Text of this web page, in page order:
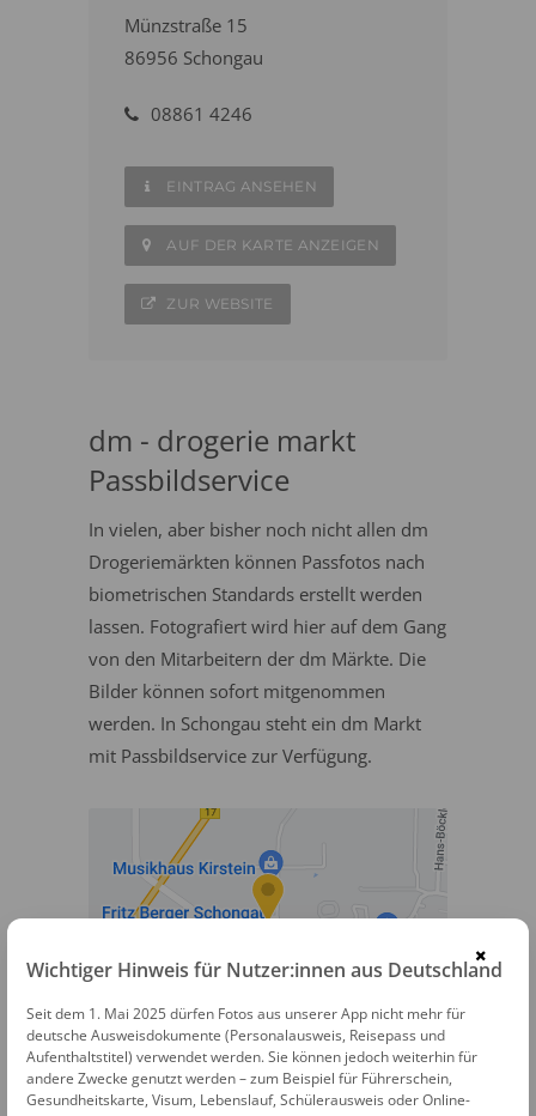
Münzstraße 15
86956 Schongau
08861 4246
EINTRAG ANSEHEN
AUF DER KARTE ANZEIGEN
ZUR WEBSITE
dm - drogerie markt
Passbildservice
In vielen, aber bisher noch nicht allen dm
Drogeriemärkten können Passfotos nach
biometrischen Standards erstellt werden
lassen. Fotografiert wird hier auf dem Gang
von den Mitarbeitern der dm Märkte. Die
Bilder können sofort mitgenommen
werden. In Schongau steht ein dm Markt
mit Passbildservice zur Verfügung.
dm Passbildservice
Schwabbrucker Straße 1
86956 Schongau
×
Wichtiger Hinweis für Nutzer:innen aus Deutschland
Seit dem 1. Mai 2025 dürfen Fotos aus unserer App nicht mehr für
deutsche Ausweisdokumente (Personalausweis, Reisepass und
Aufenthaltstitel) verwendet werden. Sie können jedoch weiterhin für
andere Zwecke genutzt werden – zum Beispiel für Führerschein,
Gesundheitskarte, Visum, Lebenslauf, Schülerausweis oder Online-